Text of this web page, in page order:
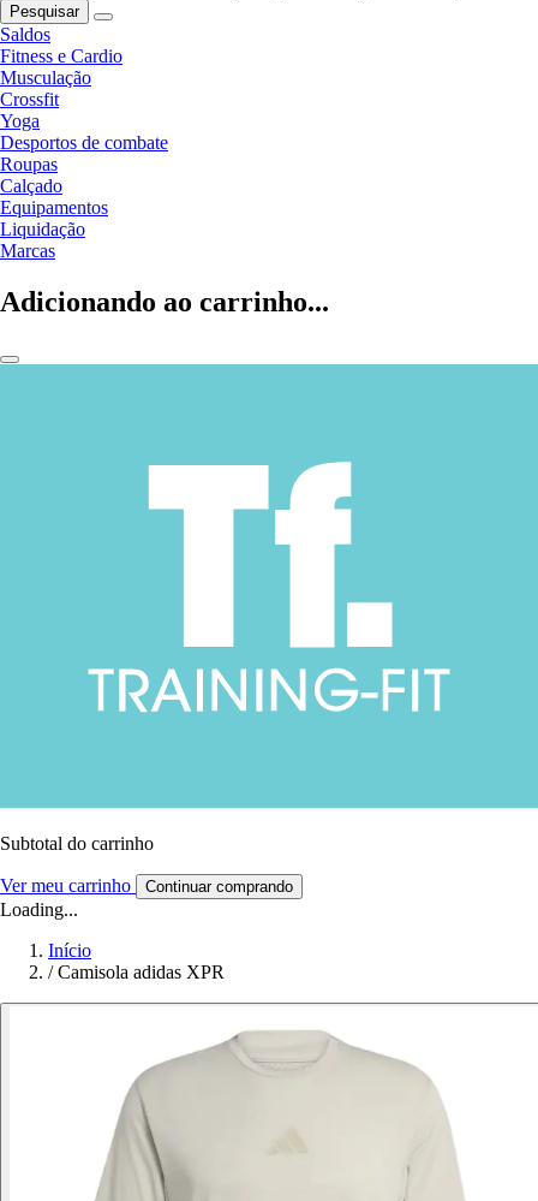
Pesquisar
Saldos
Fitness e Cardio
Musculação
Crossfit
Yoga
Desportos de combate
Roupas
Calçado
Equipamentos
Liquidação
Marcas
Adicionando ao carrinho...
Subtotal do carrinho
Ver meu carrinho Continuar comprando
Loading...
Início
/ Camisola adidas XPR